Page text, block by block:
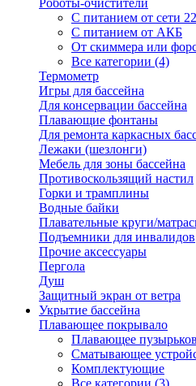
Роботы-очистители
С питанием от сети
С питанием от АКБ
От скиммера или
Все категории (4)
Термометр
Игры для бассейна
Для консервации бассейна
Плавающие фонтаны
Для ремонта каркасных
Лежаки (шезлонги)
Мебель для зоны бассейна
Противоскользящий настил
Горки и трамплины
Водные байки
Плавательные круги/
Подъемники для инвалидов
Прочие аксессуары
Пергола
Душ
Защитный экран от ветра
Укрытие бассейна
Плавающее покрывало
Плавающее
Сматывающее
Комплектующие
Все категории (3)